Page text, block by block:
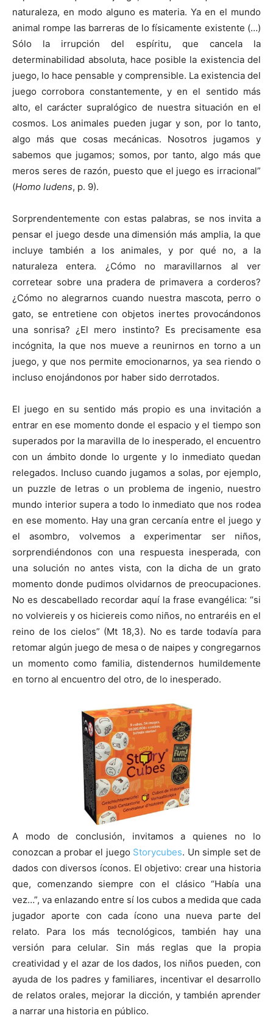
naturaleza, en modo alguno es materia. Ya en el mundo
animal rompe las barreras de lo físicamente existente (…)
Sólo la irrupción del espíritu, que cancela la
determinabilidad absoluta, hace posible la existencia del
juego, lo hace pensable y comprensible. La existencia del
juego corrobora constantemente, y en el sentido más
alto, el carácter supralógico de nuestra situación en el
cosmos. Los animales pueden jugar y son, por lo tanto,
algo más que cosas mecánicas. Nosotros jugamos y
sabemos que jugamos; somos, por tanto, algo más que
meros seres de razón, puesto que el juego es irracional”
(Homo ludens, p. 9).
Sorprendentemente con estas palabras, se nos invita a
pensar el juego desde una dimensión más amplia, la que
incluye también a los animales, y por qué no, a la
naturaleza entera. ¿Cómo no maravillarnos al ver
corretear sobre una pradera de primavera a corderos?
¿Cómo no alegrarnos cuando nuestra mascota, perro o
gato, se entretiene con objetos inertes provocándonos
una sonrisa? ¿El mero instinto? Es precisamente esa
incógnita, la que nos mueve a reunirnos en torno a un
juego, y que nos permite emocionarnos, ya sea riendo o
incluso enojándonos por haber sido derrotados.
El juego en su sentido más propio es una invitación a
entrar en ese momento donde el espacio y el tiempo son
superados por la maravilla de lo inesperado, el encuentro
con un ámbito donde lo urgente y lo inmediato quedan
relegados. Incluso cuando jugamos a solas, por ejemplo,
un puzzle de letras o un problema de ingenio, nuestro
mundo interior supera a todo lo inmediato que nos rodea
en ese momento. Hay una gran cercanía entre el juego y
el asombro, volvemos a experimentar ser niños,
sorprendiéndonos con una respuesta inesperada, con
una solución no antes vista, con la dicha de un grato
momento donde pudimos olvidarnos de preocupaciones.
No es descabellado recordar aquí la frase evangélica: “si
no volviereis y os hiciereis como niños, no entraréis en el
reino de los cielos” (Mt 18,3). No es tarde todavía para
retomar algún juego de mesa o de naipes y congregarnos
un momento como familia, distendernos humildemente
en torno al encuentro del otro, de lo inesperado.
A modo de conclusión, invitamos a quienes no lo
conozcan a probar el juego Storycubes. Un simple set de
dados con diversos íconos. El objetivo: crear una historia
que, comenzando siempre con el clásico “Había una
vez…”, va enlazando entre sí los cubos a medida que cada
jugador aporte con cada ícono una nueva parte del
relato. Para los más tecnológicos, también hay una
versión para celular. Sin más reglas que la propia
creatividad y el azar de los dados, los niños pueden, con
ayuda de los padres y familiares, incentivar el desarrollo
de relatos orales, mejorar la dicción, y también aprender
a narrar una historia en público.